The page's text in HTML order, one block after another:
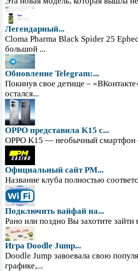
Легендарный...
Cloma Pharma Black Spider 25
большой ...
Обновление Telegram:...
Покинув свое детище –
остался...
OPPO представила K15 с...
OPPO K15 — необычный смартфон
Официальный сайт PM...
Название клуба полностью
Подключить вайфай на...
Рано или поздно Вы захотите зайти
Игра Doodle Jump...
Doodle Jump завоевала свою
графике,...